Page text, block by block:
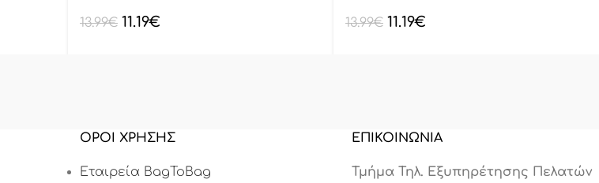
13.99€ 11.19€
13.99€ 11.19€
ΟΡΟΙ ΧΡΗΣΗΣ
Εταιρεία BagToBag
ΕΠΙΚΟΙΝΩΝΙΑ
Τμήμα Τηλ. Εξυπηρέτησης Πελατών